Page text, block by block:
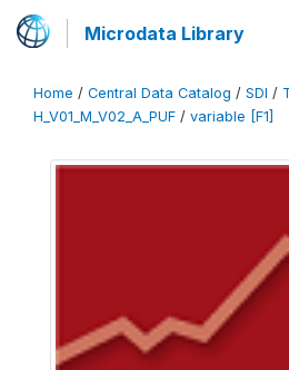
Microdata Library
Home / Central Data Catalog / SDI /
H_V01_M_V02_A_PUF / variable [F1]